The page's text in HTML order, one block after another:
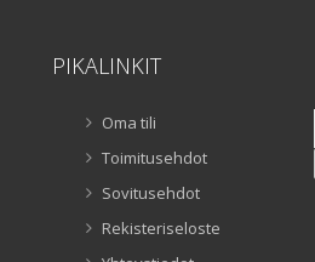
PIKALINKIT
Oma tili
Toimitusehdot
Sovitusehdot
Rekisteriseloste